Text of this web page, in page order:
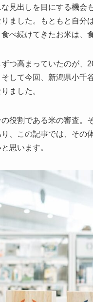
な見出しを目にする機
ました。もともと自分
べ続けてきたお米は、
つ高まっていたのが、
して今回、新潟県小千
ました。
役割である米の審査。
り、この記事では、そ
思います。